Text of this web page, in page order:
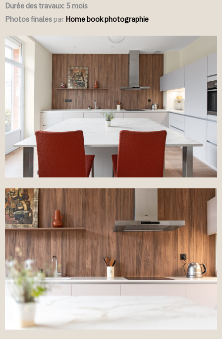
Durée des travaux: 5 mois
Photos finales par Home book photographie